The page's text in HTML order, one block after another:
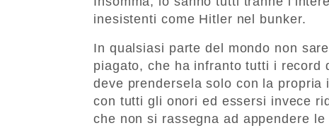
inesistenti come Hitler nel bunker.
In qualsiasi parte del mondo non
piagato, che ha infranto tutti i record
deve prendersela solo con la
con tutti gli onori ed essersi invece
che non si rassegna ad appendere